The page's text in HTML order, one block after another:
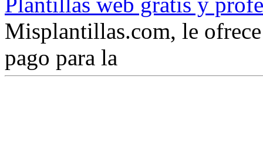
Misplantillas.com, le
pago para la